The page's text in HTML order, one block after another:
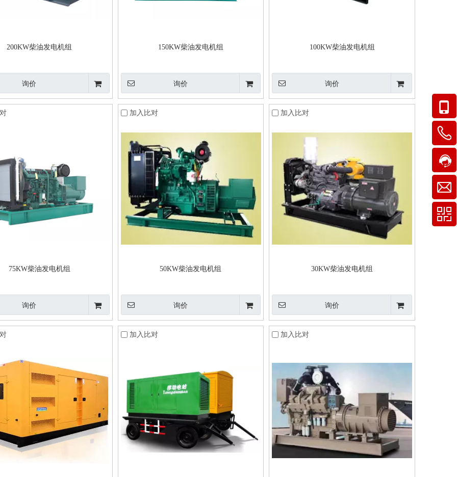
200KW柴油发电机组
询价
150KW柴油发电机组
询价
100KW柴油发电机组
询价
75KW柴油发电机组
询价
加入比对
50KW柴油发电机组
询价
加入比对
30KW柴油发电机组
询价
加入比对 加入比对